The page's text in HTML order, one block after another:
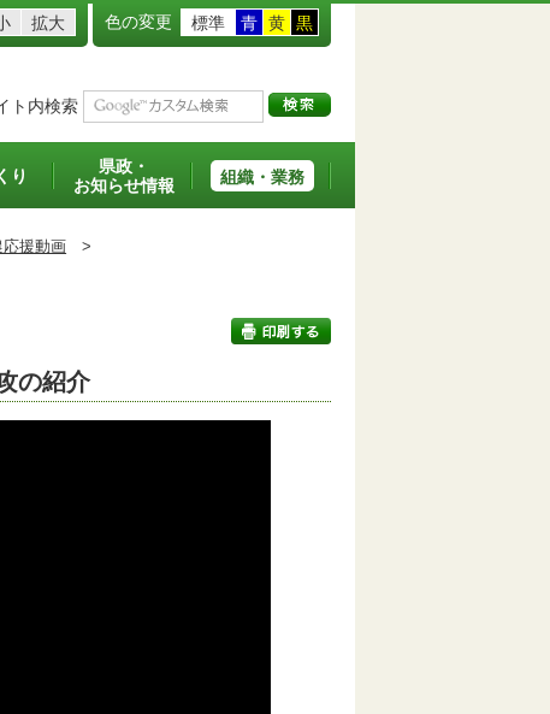
拡大 色の変更 標準 青 黄 黒
ト内検索
り
県政・
お知らせ情報
組織・業務
援動画 >
の紹介